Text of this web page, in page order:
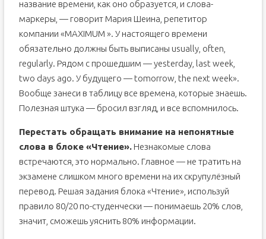
название времени, как оно образуется, и слова-
маркеры, — говорит Мария Шеина, репетитор
компании «MAXIMUM ». У настоящего времени
обязательно должны быть выписаны usually, often,
regularly. Рядом с прошедшим — yesterday, last week,
two days ago. У будущего — tomorrow, the next week».
Вообще занеси в таблицу все времена, которые знаешь.
Полезная штука — бросил взгляд, и все вспомнилось.
Перестать обращать внимание на непонятные
слова в блоке «Чтение».Незнакомые слова
встречаются, это нормально. Главное — не тратить на
экзамене слишком много времени на их скрупулёзный
перевод. Решая задания блока «Чтение», используй
правило 80/20 по-студенчески — понимаешь 20% слов,
значит, сможешь уяснить 80% информации.